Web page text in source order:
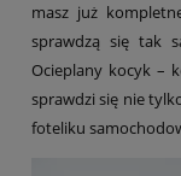
masz już
sprawdzą się tak
Ocieplany kocyk –
sprawdzi się nie
foteliku